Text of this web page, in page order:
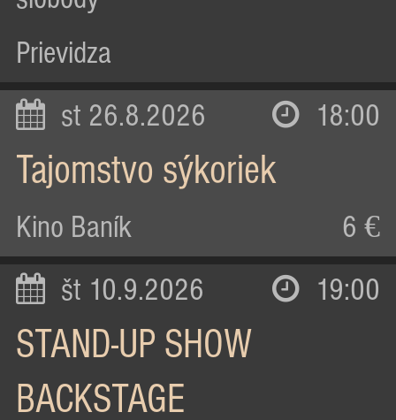
Prievidza
st 26.8.2026 18:00
Tajomstvo sýkoriek
Kino Baník 6 €
št 10.9.2026 19:00
STAND-UP SHOW
BACKSTAGE